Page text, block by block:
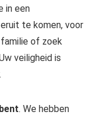
in een
te komen, voor
of zoek
veiligheid is
. We hebben